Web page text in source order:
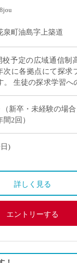
泉町油島字上築道
校予定の広域通信制
次に各拠点にて探求
。 生徒の探求学習へ
など、積極的にご応
地域拠点への出張が
新卒・未経験の場合
2回）
)
詳しく見る
エントリーする